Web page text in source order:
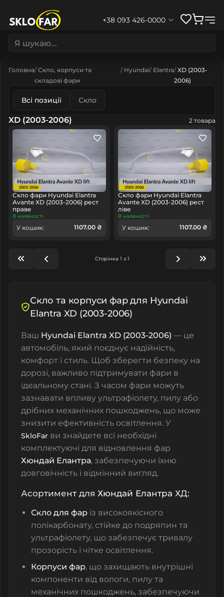
+38 093 426-0000
Головна Скло, корпуси та
складові фари
Hyundai Elantra XD (2003-
2006)
Всі позиції Скло
XD (2003-2006) 2 товара
Скло фари Hyundai Elantra
Avante XD (2003-2006) рест
праве
В наявності
У кошик: 1107.00 ₴
Скло фари Hyundai Elantra
Avante XD (2003-2006) рест
ліве
В наявності
У кошик: 1107.00 ₴
Сторінка 1 з 1
Скло та корпуси фар для Hyundai
Elantra XD (2003-2006)
Ваш Hyundai Elantra XD (2003-2006) — це
автомобіль, який поєднує надійність,
комфорт і стиль. Щоб зберегти безпеку на
дорозі, важливо підтримувати фари в
ідеальному стані. З часом фари можуть
зазнавати впливу ультрафіолету, пилу або
дрібних механічних пошкоджень, що може
знизити ефективність освітлення. У
SkloFar ви знайдете всі необхідні
комплектуючі для відновлення фар
Хюндай Елантра, забезпечуючи їхню
довговічність і відмінний вигляд.
Асортимент для Хюндай Елантра ХД:
Скло для фар із високоякісного
полікарбонату, стійке до подряпин та
ультрафіолету, що забезпечує тривалу
прозорість і чітке освітлення.
Корпуси фар, що захищають внутрішні
компоненти від вологи, пилу та
механічних пошкоджень, забезпечуючи